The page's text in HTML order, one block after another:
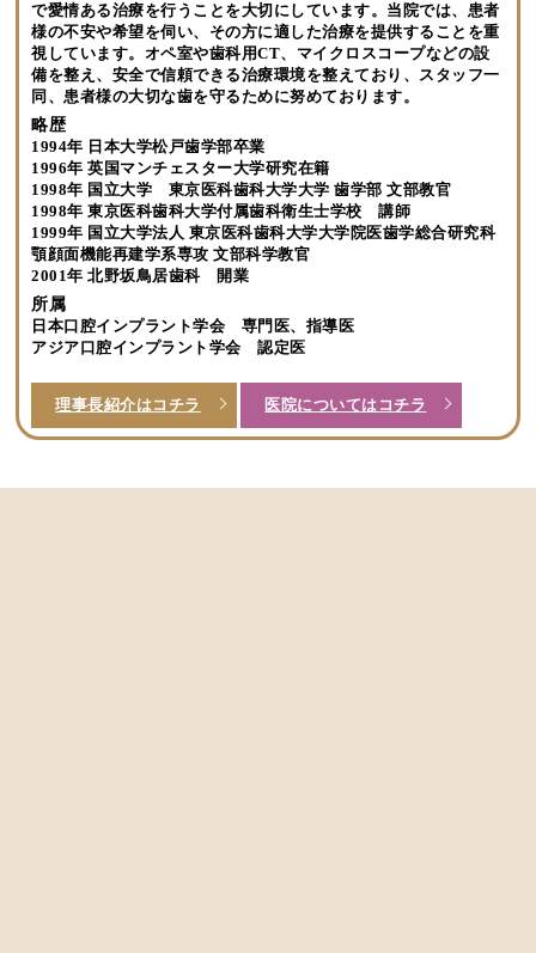
で愛情ある治療を行うことを大切にしています。当院では、患者
様の不安や希望を伺い、その方に適した治療を提供することを重
視しています。オペ室や歯科用CT、マイクロスコープなどの設
備を整え、安全で信頼できる治療環境を整えており、スタッフ一
同、患者様の大切な歯を守るために努めております。
略歴
1994年 日本大学松戸歯学部卒業
1996年 英国マンチェスター大学研究在籍
1998年 国立大学 東京医科歯科大学大学 歯学部 文部教官
1998年 東京医科歯科大学付属歯科衛生士学校 講師
1999年 国立大学法人 東京医科歯科大学大学院医歯学総合研究科
顎顔面機能再建学系専攻 文部科学教官
2001年 北野坂鳥居歯科 開業
所属
日本口腔インプラント学会 専門医、指導医
アジア口腔インプラント学会 認定医
理事長紹介はコチラ 医院についてはコチラ